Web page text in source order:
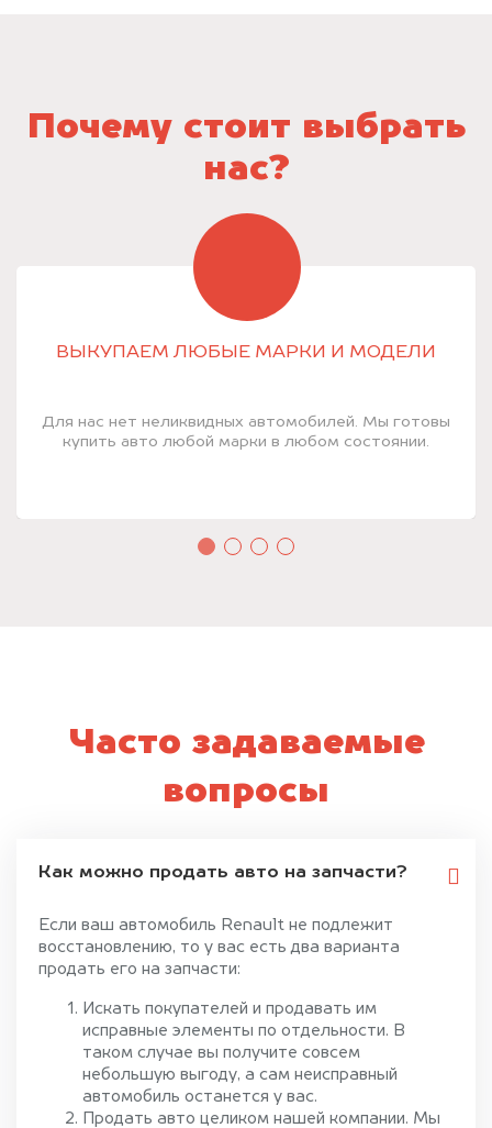
Почему стоит выбрать
нас?
ВЫКУПАЕМ ЛЮБЫЕ МАРКИ И МОДЕЛИ
Для нас нет неликвидных автомобилей. Мы готовы
купить авто любой марки в любом состоянии.
Часто задаваемые
вопросы
Как можно продать авто на запчасти?
Если ваш автомобиль Renault не подлежит
восстановлению, то у вас есть два варианта
продать его на запчасти:
Искать покупателей и продавать им
исправные элементы по отдельности. В
таком случае вы получите совсем
небольшую выгоду, а сам неисправный
автомобиль останется у вас.
Продать авто целиком нашей компании. Мы